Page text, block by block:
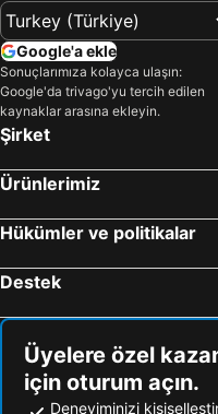
Google'a ekle
Sonuçlarımıza kolayca ulaşın:
Google'da trivago'yu tercih edilen
kaynaklar arasına ekleyin.
Şirket
Ürünlerimiz
Hükümler ve politikalar
Destek
Üyelere özel
için oturum açın.
Deneyiminizi